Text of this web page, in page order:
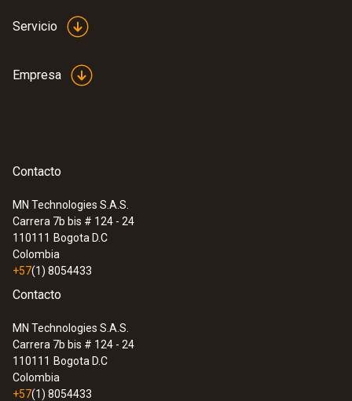
:0563 0400 73
Set de caudal testo 400 con sonda de
hilo caliente
Servicio
Empresa
Contacto
MN Technologies S.A.S.
Carrera 7b bis # 124 - 24
110111 Bogota D.C
Colombia
+57(1) 8054433
Contacto
MN Technologies S.A.S.
Carrera 7b bis # 124 - 24
110111 Bogota D.C
Colombia
+57(1) 8054433